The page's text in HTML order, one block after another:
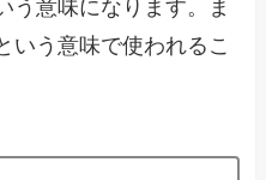
う意味になります。ま
いう意味で使われるこ